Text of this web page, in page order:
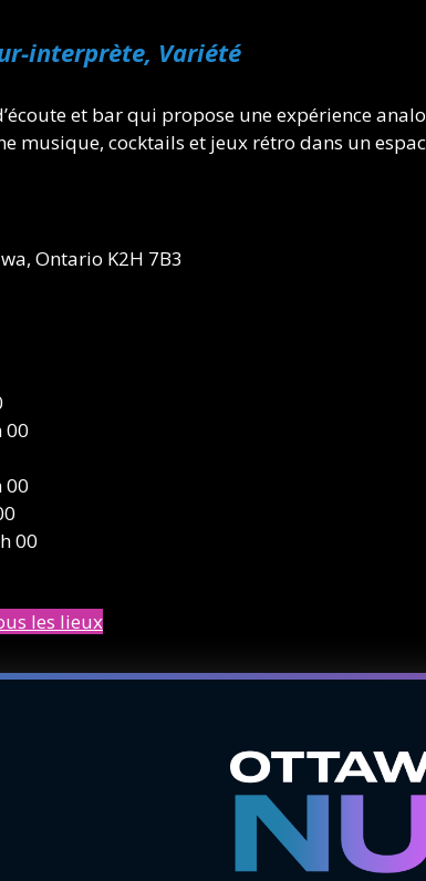
interprète, Variété
et bar qui propose une expérience
musique, cocktails et jeux rétro dans un
Ontario K2H 7B3
00
00
00
les lieux